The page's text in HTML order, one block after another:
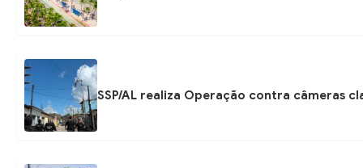
SSP/AL realiza Operação contra câmeras